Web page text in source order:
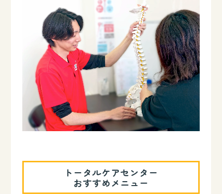
トータルケアセンター
おすすめメニュー